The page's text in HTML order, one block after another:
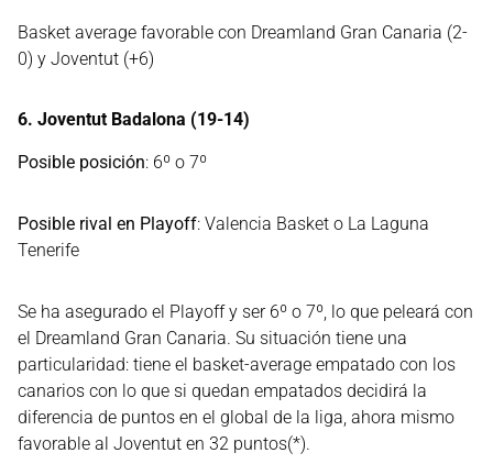
Basket average favorable con Dreamland Gran Canaria (2-
0) y Joventut (+6)
6. Joventut Badalona (19-14)
Posible posición: 6º o 7º
Posible rival en Playoff: Valencia Basket o La Laguna
Tenerife
Se ha asegurado el Playoff y ser 6º o 7º, lo que peleará con
el Dreamland Gran Canaria. Su situación tiene una
particularidad: tiene el basket-average empatado con los
canarios con lo que si quedan empatados decidirá la
diferencia de puntos en el global de la liga, ahora mismo
favorable al Joventut en 32 puntos(*).